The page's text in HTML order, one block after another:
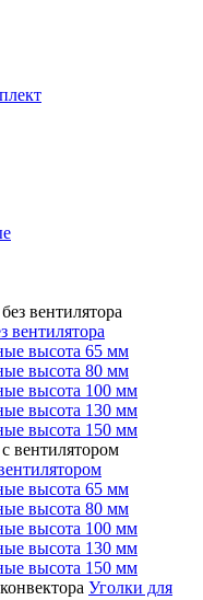
вентилятора
высота 65 мм
высота 80 мм
высота 100 мм
высота 130 мм
высота 150 мм
высота 65 мм
высота 80 мм
высота 100 мм
высота 130 мм
высота 150 мм
Уголки для